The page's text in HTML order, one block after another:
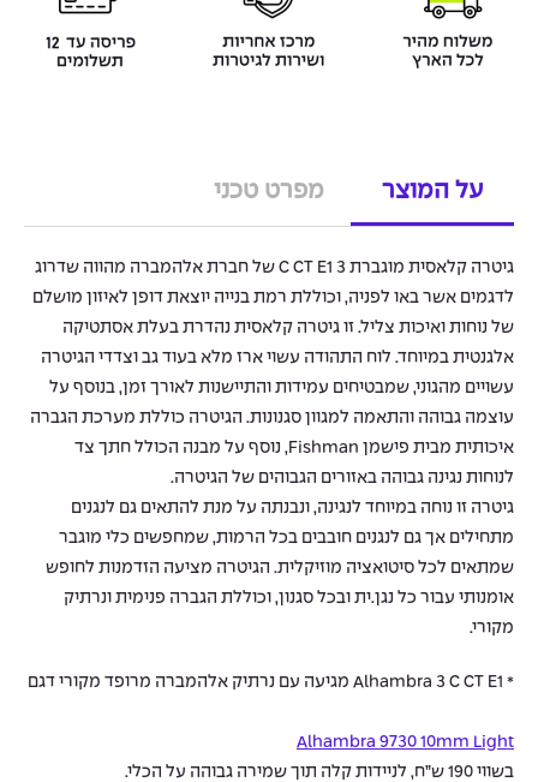
על המוצר מפרט טכני
גיטרה קלאסית מוגברת 3 C CT E1 של חברת אלהמברה מהווה שדרוג
לדגמים אשר באו לפניה, וכוללת רמת בנייה יוצאת דופן לאיזון מושלם
של נוחות ואיכות צליל. זו גיטרה קלאסית נהדרת בעלת אסתטיקה
אלגנטית במיוחד. לוח התהודה עשוי ארז מלא בעוד גב וצדדי הגיטרה
עשויים מהגוני, שמבטיחים עמידות והתיישנות לאורך זמן, בנוסף על
עוצמה גבוהה והתאמה למגוון סגנונות. הגיטרה כוללת מערכת הגברה
איכותית מבית פישמן Fishman, נוסף על מבנה הכולל חתך צד
לנוחות נגינה גבוהה באזורים הגבוהים של הגיטרה.
גיטרה זו נוחה במיוחד לנגינה, ונבנתה על מנת להתאים גם לנגנים
מתחילים אך גם לנגנים חובבים בכל הרמות, שמחפשים כלי מוגבר
שמתאים לכל סיטואציה מוזיקלית. הגיטרה מציעה הזדמנות לחופש
אומנותי עבור כל נגן.ית ובכל סגנון, וכוללת הגברה פנימית ונרתיק
מקורי.
* Alhambra 3 C CT E1 מגיעה עם נרתיק אלהמברה מרופד מקורי דגם
Alhambra 9730 10mm Light
בשווי 190 ש”ח, לניידות קלה תוך שמירה גבוהה על הכלי.